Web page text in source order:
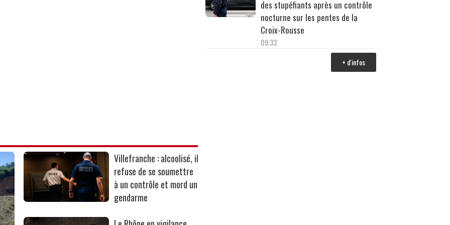
Villefranche : alcoolisé, il
refuse de se soumettre
à un contrôle et mord un
gendarme
des stupéfiants après un contrôle
nocturne sur les pentes de la
Croix-Rousse
09:33
+ d'infos